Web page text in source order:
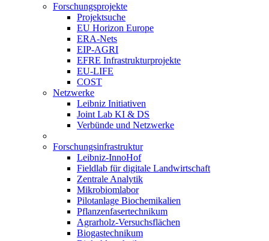
Forschungsprojekte
Projektsuche
EU Horizon Europe
ERA-Nets
EIP-AGRI
EFRE Infrastrukturprojekte
EU-LIFE
COST
Netzwerke
Leibniz Initiativen
Joint Lab KI & DS
Verbünde und Netzwerke
Forschungsinfrastruktur
Leibniz-InnoHof
Fieldlab für digitale Landwirtschaft
Zentrale Analytik
Mikrobiomlabor
Pilotanlage Biochemikalien
Pflanzenfasertechnikum
Agrarholz-Versuchsflächen
Biogastechnikum